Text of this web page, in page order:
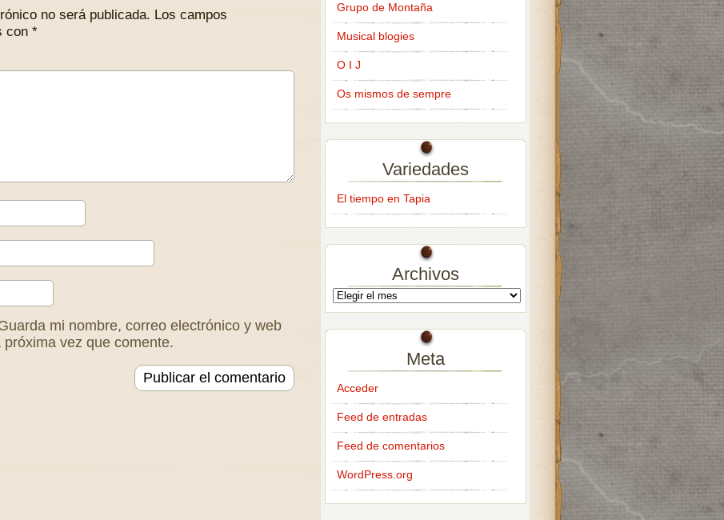
no será publicada. Los campos
con *
mi nombre, correo electrónico y web
vez que comente.
Grupo de Montaña
Musical blogies
O I J
Os mismos de sempre
Variedades
El tiempo en Tapia
Archivos
Meta
Acceder
Feed de entradas
Feed de comentarios
WordPress.org